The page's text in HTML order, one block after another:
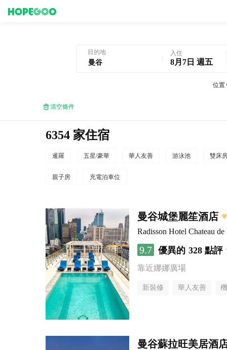
目的地 入住
8月7日 週五
位置
清空條件
6354 家住宿
暹羅 五星/豪華 華人友善 游泳池 雙床
親子房 充電泊車位
曼谷城堡麗笙酒店
Radisson Hotel Chateau
9.7 優異的 328 點評
靠近娜娜廣場
新裝修 華人友善
曼谷蘇拉旺美居酒